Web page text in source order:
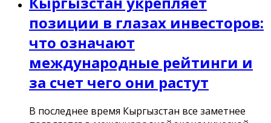
позиции в глазах инвесторов:
что означают
международные рейтинги и
за счет чего они растут
В последнее время Кыргызстан все заметнее